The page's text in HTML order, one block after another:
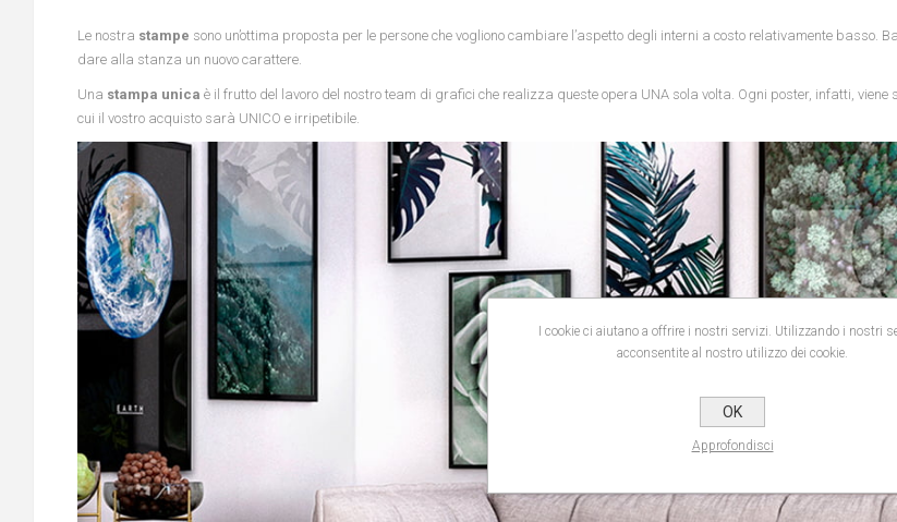
Le nostra stampe sono un’ottima proposta per le persone che vogliono cambiare l’aspetto degli interni a costo relativamente basso.
dare alla stanza un nuovo carattere.
Una stampa unica è il frutto del lavoro del nostro team di grafici che realizza queste opera UNA sola volta. Ogni poster, infatti,
cui il vostro acquisto sarà UNICO e irripetibile.
I cookie ci aiutano a offrire i nostri servizi. Utilizzando i nostri
acconsentite al nostro utilizzo dei cookie.
OK
Approfondisci